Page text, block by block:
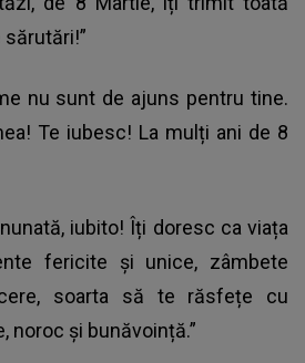
nu sunt de ajuns pentru tine.
Te iubesc! La mulți ani de 8
iubito! Îți doresc ca viața
fericite și unice, zâmbete
soarta să te răsfețe cu
noroc și bunăvoință.”